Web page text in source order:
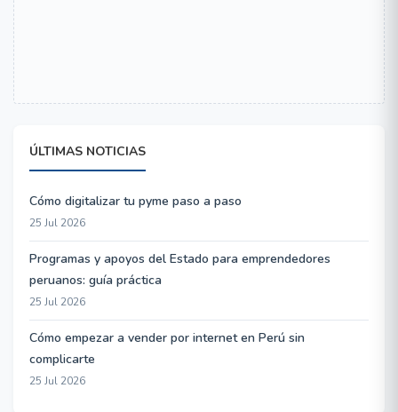
ÚLTIMAS NOTICIAS
Cómo digitalizar tu pyme paso a paso
25 Jul 2026
Programas y apoyos del Estado para emprendedores
peruanos: guía práctica
25 Jul 2026
Cómo empezar a vender por internet en Perú sin
complicarte
25 Jul 2026